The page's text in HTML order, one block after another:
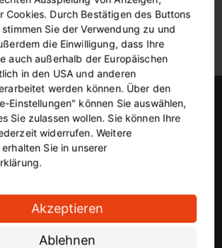
der Checkbox stimmst du dem Empfang
mit Informationen zu aktuellen
Cookies. Durch Bestätigen des Buttons
Sie der Verwendung zu und
die Einwilligung, dass Ihre
auch außerhalb der Europäischen
in den USA und anderen
werden können. Über den
Einstellungen" können Sie auswählen,
Sie zulassen wollen. Sie können Ihre
widerrufen. Weitere
Sie in unserer
Akzeptieren
Ablehnen